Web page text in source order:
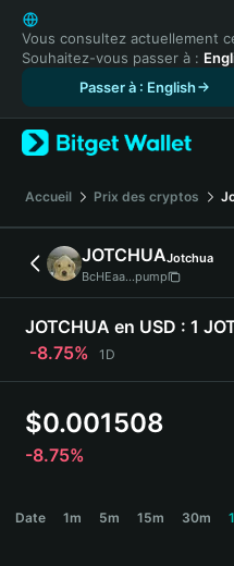
English
日本語
Tiếng Việt
Español (Latinoamérica)
Türkçe
Français
Deutsch
简体中文
繁體中文
Português (Portugal)
Bahasa Indonesia
ภาษาไทย
हिन्दी
Español
Português (Brasil)
Vous consultez actuellement
Souhaitez-vous passer à :
Passer à : English
Accueil Prix des cryptos
JOTCHUAJotchua
BcHEaa...pump
JOTCHUA en USD : 1
-8.75%
1D
$0.001508
-8.75%
Date 1m 5m 15m 30m